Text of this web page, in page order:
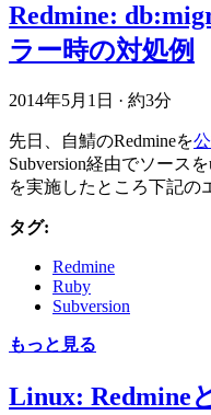
Redmine:
ラー時の対処例
2014年5月1日 · 約3分
先日、自鯖のRedmineを
Subversion経由でソース
を実施したところ下記の
タグ:
Redmine
Ruby
Subversion
もっと見る
Linux: Redmine